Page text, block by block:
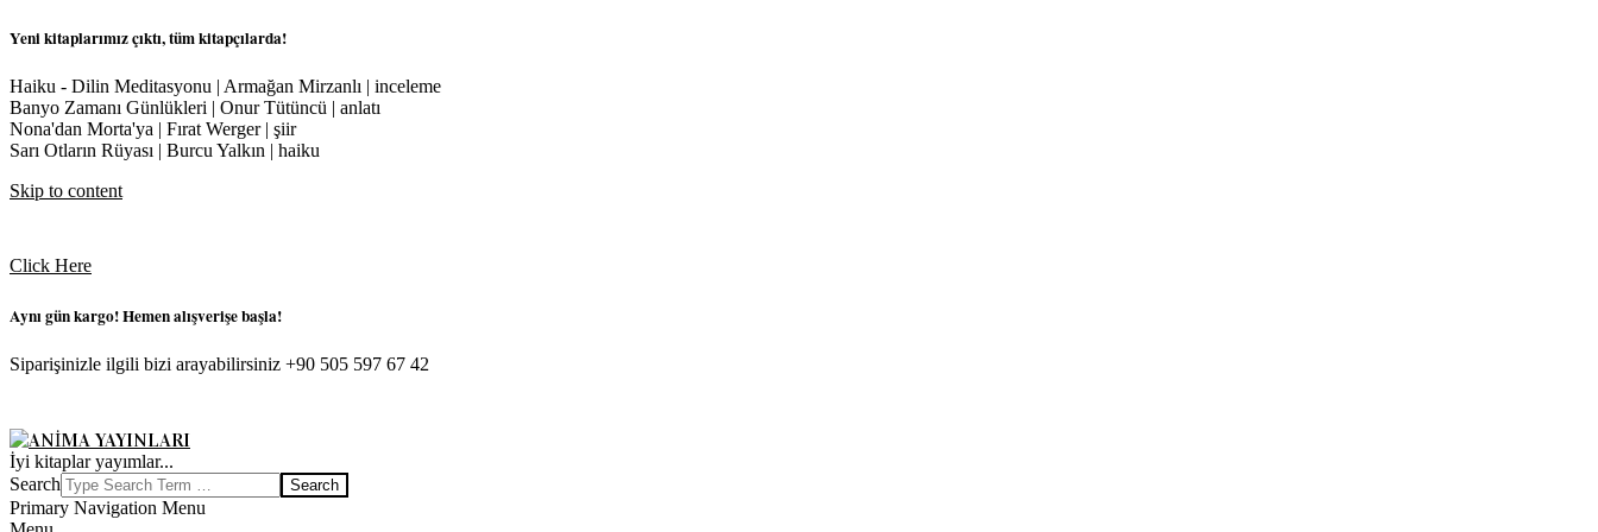
Yeni kitaplarımız çıktı, tüm kitapçılarda!
Haiku - Dilin Meditasyonu | Armağan Mirzanlı | inceleme
Banyo Zamanı Günlükleri | Onur Tütüncü | anlatı
Nona'dan Morta'ya | Fırat Werger | şiir
Sarı Otların Rüyası | Burcu Yalkın | haiku
Skip to content
Click Here
Aynı gün kargo! Hemen alışverişe başla!
Siparişinizle ilgili bizi arayabilirsiniz +90 505 597 67 42
ANIMA
YAYINLARI
İyi kitaplar yayımlar...
Search
Primary Navigation Menu